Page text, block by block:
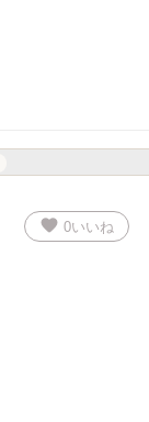
favorite 0いいね